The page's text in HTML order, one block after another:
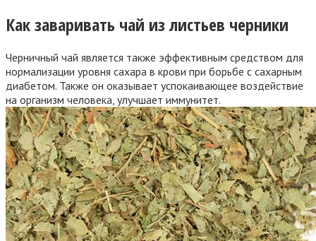
Как заваривать чай из листьев черники
Черничный чай является также эффективным средством для
нормализации уровня сахара в крови при борьбе с сахарным
диабетом. Также он оказывает успокаивающее воздействие
на организм человека, улучшает иммунитет.